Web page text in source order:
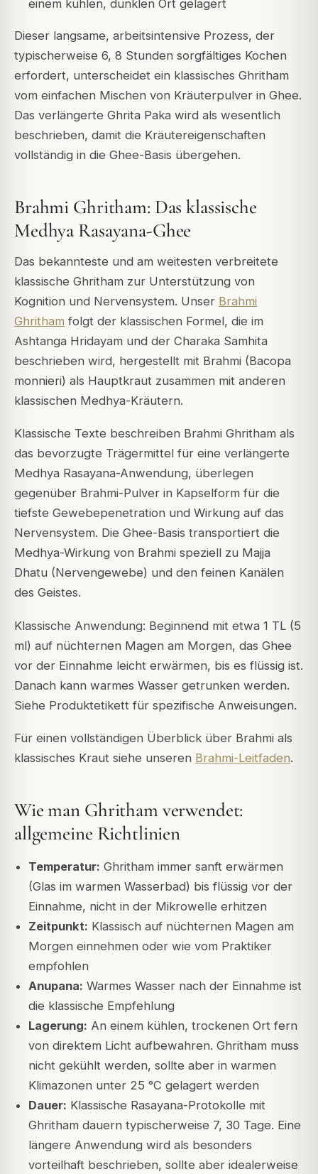
einem kühlen, dunklen Ort gelagert
Dieser langsame, arbeitsintensive Prozess, der
typischerweise 6, 8 Stunden sorgfältiges Kochen
erfordert, unterscheidet ein klassisches Ghritham
vom einfachen Mischen von Kräuterpulver in Ghee.
Das verlängerte Ghrita Paka wird als wesentlich
beschrieben, damit die Kräutereigenschaften
vollständig in die Ghee-Basis übergehen.
Brahmi Ghritham: Das klassische
Medhya Rasayana-Ghee
Das bekannteste und am weitesten verbreitete
klassische Ghritham zur Unterstützung von
Kognition und Nervensystem. Unser Brahmi
Ghritham folgt der klassischen Formel, die im
Ashtanga Hridayam und der Charaka Samhita
beschrieben wird, hergestellt mit Brahmi (Bacopa
monnieri) als Hauptkraut zusammen mit anderen
klassischen Medhya-Kräutern.
Klassische Texte beschreiben Brahmi Ghritham als
das bevorzugte Trägermittel für eine verlängerte
Medhya Rasayana-Anwendung, überlegen
gegenüber Brahmi-Pulver in Kapselform für die
tiefste Gewebepenetration und Wirkung auf das
Nervensystem. Die Ghee-Basis transportiert die
Medhya-Wirkung von Brahmi speziell zu Majja
Dhatu (Nervengewebe) und den feinen Kanälen
des Geistes.
Klassische Anwendung: Beginnend mit etwa 1 TL (5
ml) auf nüchternen Magen am Morgen, das Ghee
vor der Einnahme leicht erwärmen, bis es flüssig ist.
Danach kann warmes Wasser getrunken werden.
Siehe Produktetikett für spezifische Anweisungen.
Für einen vollständigen Überblick über Brahmi als
klassisches Kraut siehe unseren Brahmi-Leitfaden.
Wie man Ghritham verwendet:
allgemeine Richtlinien
Temperatur: Ghritham immer sanft erwärmen
(Glas im warmen Wasserbad) bis flüssig vor der
Einnahme, nicht in der Mikrowelle erhitzen
Zeitpunkt: Klassisch auf nüchternen Magen am
Morgen einnehmen oder wie vom Praktiker
empfohlen
Anupana: Warmes Wasser nach der Einnahme ist
die klassische Empfehlung
Lagerung: An einem kühlen, trockenen Ort fern
von direktem Licht aufbewahren. Ghritham muss
nicht gekühlt werden, sollte aber in warmen
Klimazonen unter 25 °C gelagert werden
Dauer: Klassische Rasayana-Protokolle mit
Ghritham dauern typischerweise 7, 30 Tage. Eine
längere Anwendung wird als besonders
vorteilhaft beschrieben, sollte aber idealerweise